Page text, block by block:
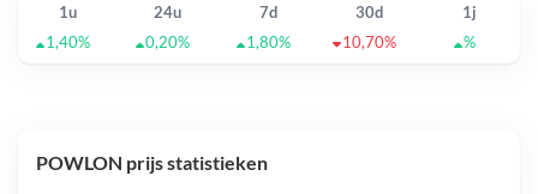
1u 24u 7d 30d
1j
1,40%
0,20% 1,80% 10,70% %
POWLON prijs statistieken